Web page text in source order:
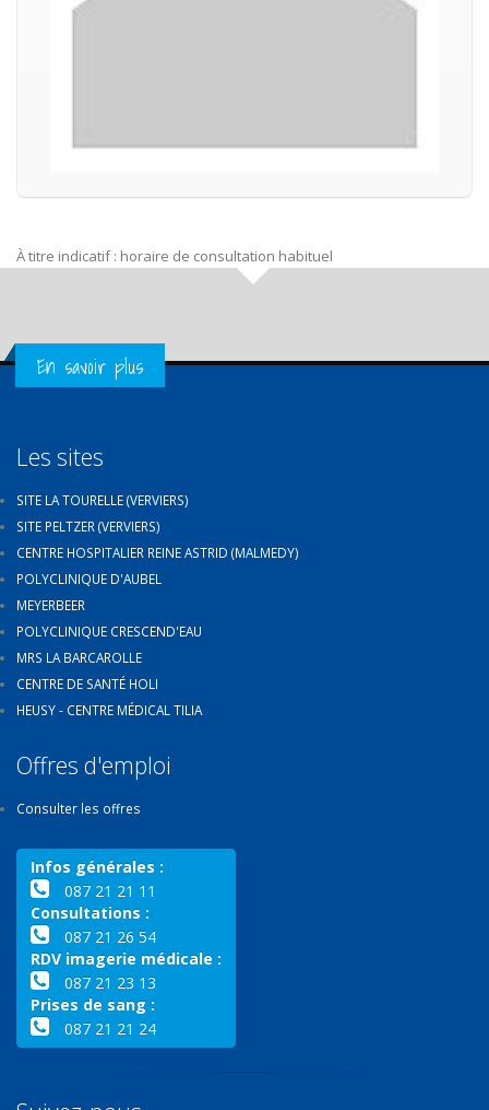
À titre indicatif : horaire de consultation habituel
Get in Touch
En savoir plus
Les sites
SITE LA TOURELLE (VERVIERS)
SITE PELTZER (VERVIERS)
CENTRE HOSPITALIER REINE ASTRID (MALMEDY)
POLYCLINIQUE D'AUBEL
MEYERBEER
POLYCLINIQUE CRESCEND'EAU
MRS LA BARCAROLLE
CENTRE DE SANTÉ HOLI
HEUSY - CENTRE MÉDICAL TILIA
Offres d'emploi
Consulter les offres
Infos générales :
087 21 21 11
Consultations :
087 21 26 54
RDV imagerie médicale :
087 21 23 13
Prises de sang :
087 21 21 24